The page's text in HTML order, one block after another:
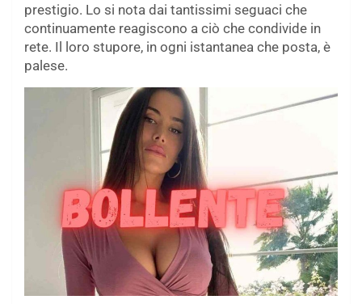
prestigio. Lo si nota dai tantissimi seguaci che
continuamente reagiscono a ciò che condivide in
rete. Il loro stupore, in ogni istantanea che posta, è
palese.